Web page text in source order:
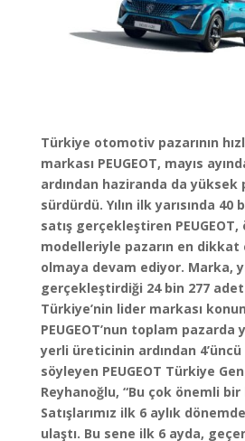
Türkiye otomotiv pazarının
markası PEUGEOT, mayıs
ardından haziranda da yüksek
sürdürdü. Yılın ilk yarısında
satış gerçekleştiren PEUGEOT,
modelleriyle pazarın en dikkat
olmaya devam ediyor. Marka,
gerçekleştirdiği 24 bin 277 adet
Türkiye’nin lider markası
PEUGEOT’nun toplam pazarda
yerli üreticinin ardından 4’üncü
söyleyen PEUGEOT Türkiye
Reyhanoğlu, “Bu çok önemli bir
Satışlarımız ilk 6 aylık
ulaştı. Bu sene ilk 6 ayda, geçen